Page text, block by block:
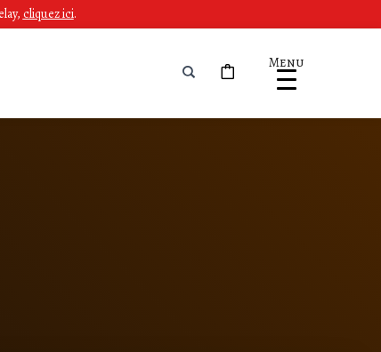
cliquez ici.
Menu